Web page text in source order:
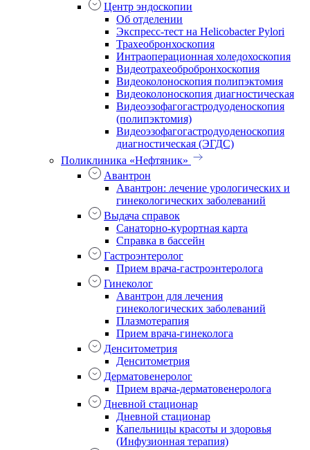
Центр эндоскопии
Об отделении
Экспресс-тест на Helicobacter Pylori
Трахеобронхоскопия
Интраоперационная холедохоскопия
Видеотрахеобробронхоскопия
Видеоколоноскопия полипэктомия
Видеоколоноскопия диагностическая
Видеоэзофагогастродуоденоскопия
(полипэктомия)
Видеоэзофагогастродуоденоскопия
диагностическая (ЭГДС)
Поликлиника «Нефтяник»
Авантрон
Авантрон: лечение урологических и
гинекологических заболеваний
Выдача справок
Санаторно-курортная карта
Справка в бассейн
Гастроэнтеролог
Прием врача-гастроэнтеролога
Гинеколог
Авантрон для лечения
гинекологических заболеваний
Плазмотерапия
Прием врача-гинеколога
Денситометрия
Денситометрия
Дерматовенеролог
Прием врача-дерматовенеролога
Дневной стационар
Дневной стационар
Капельницы красоты и здоровья
(Инфузионная терапия)